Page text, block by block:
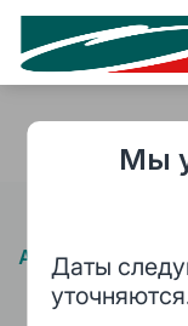
Мы
Даты
Авторский